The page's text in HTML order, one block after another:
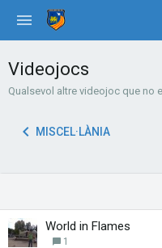
Videojocs
Qualsevol altre videojoc que no
MISCEL·LÀNIA
World in Flames
1